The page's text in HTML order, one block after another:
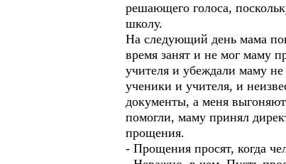
решающего голоса,
школу.
На следующий день мама
время занят и не мог маму
учителя и убеждали маму не
ученики и учителя, и
документы, а меня
помогли, маму принял
прощения.
- Прощения просят, когда